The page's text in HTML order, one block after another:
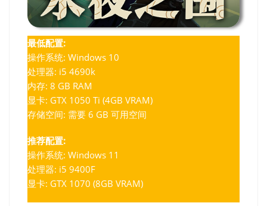
最低配置:
操作系统: Windows 10
处理器: i5 4690k
内存: 8 GB RAM
显卡: GTX 1050 Ti (4GB VRAM)
存储空间: 需要 6 GB 可用空间
推荐配置:
操作系统: Windows 11
处理器: i5 9400F
显卡: GTX 1070 (8GB VRAM)